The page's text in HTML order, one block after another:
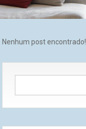
Nenhum post encontrado!